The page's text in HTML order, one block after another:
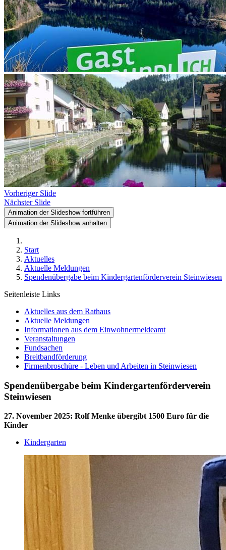
Vorheriger Slide
Nächster Slide
Animation der Slideshow fortführen
Animation der Slideshow anhalten
Start
Aktuelles
Aktuelle Meldungen
Spendenübergabe beim Kindergartenförderverein Steinwiesen
Seitenleiste Links
Aktuelles aus dem Rathaus
Aktuelle Meldungen
Informationen aus dem Einwohnermeldeamt
Veranstaltungen
Fundsachen
Breitbandförderung
Firmenbroschüre - Leben und Arbeiten in Steinwiesen
Spendenübergabe beim Kindergartenförderverein
Steinwiesen
27. November 2025: Rolf Menke übergibt 1500 Euro für die
Kinder
Kindergarten